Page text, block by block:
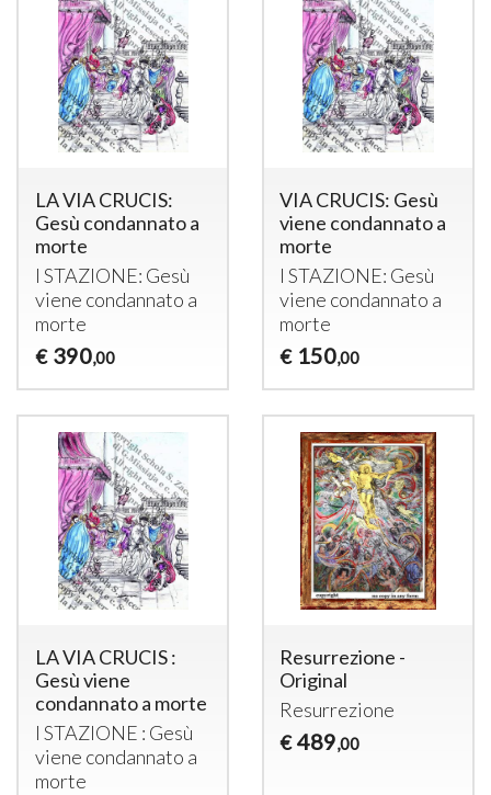
LA VIA CRUCIS:
Gesù condannato a
morte
I STAZIONE: Gesù
viene condannato a
morte
€ 390,00
VIA CRUCIS: Gesù
viene condannato a
morte
ISTAZIONE: Gesù
viene condannato a
morte
€ 150,00
LA VIA CRUCIS :
Gesù viene
condannato a morte
I STAZIONE : Gesù
viene condannato a
morte
Resurrezione -
Original
Resurrezione
€ 489,00